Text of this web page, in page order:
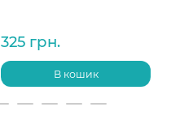
325 грн.
В кошик